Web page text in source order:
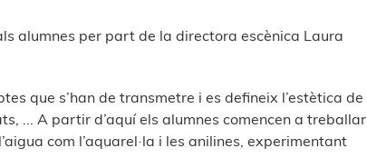
alumnes per part de la directora escènica Laura
que s’han de transmetre i es defineix l’estètica de
... A partir d’aquí els alumnes comencen a treballar
com l’aquarel·la i les anilines, experimentant